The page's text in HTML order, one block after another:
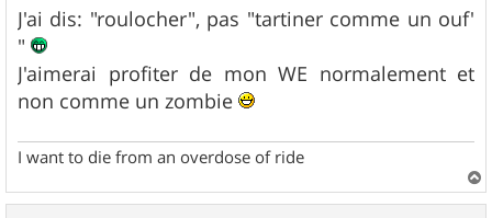
J'ai dis: "roulocher", pas "tartiner comme un ouf'
"
J'aimerai profiter de mon WE normalement et
non comme un zombie
I want to die from an overdose of ride
a